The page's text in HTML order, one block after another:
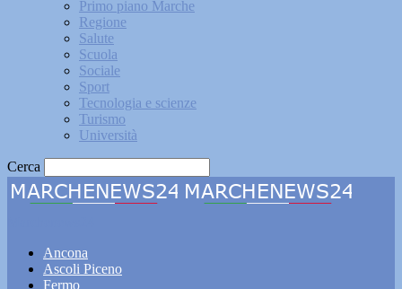
Primo piano Marche
Regione
Salute
Scuola
Sociale
Sport
Tecnologia e scienze
Turismo
Università
Cerca
Ancona
Ascoli Piceno
Fermo